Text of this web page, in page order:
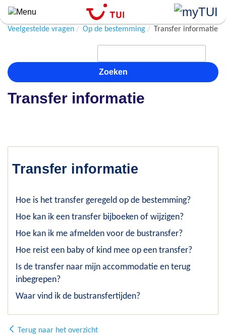
Overslaan
en
naar
inhoud
gaan
Veelgestelde vragen Op de bestemming Transfer informatie
Zoeken
Transfer informatie
Transfer informatie
Hoe is het transfer geregeld op de bestemming?
Hoe kan ik een transfer bijboeken of wijzigen?
Hoe kan ik me afmelden voor de bustransfer?
Hoe reist een baby of kind mee op een transfer?
Is de transfer naar mijn accommodatie en terug
inbegrepen?
Waar vind ik de bustransfertijden?
Terug naar het overzicht